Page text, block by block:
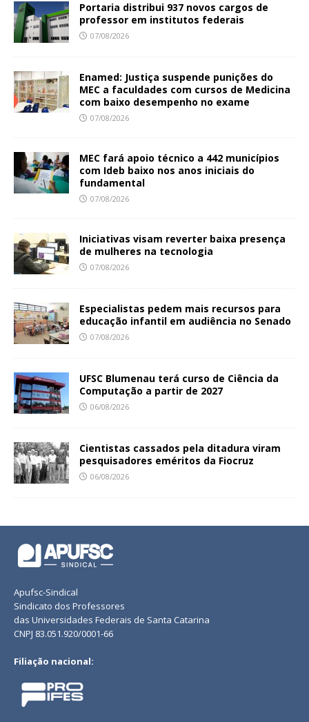
Portaria distribui 937 novos cargos de
professor em institutos federais
07/08/2026
Enamed: Justiça suspende punições do
MEC a faculdades com cursos de Medicina
com baixo desempenho no exame
07/08/2026
MEC fará apoio técnico a 442 municípios
com Ideb baixo nos anos iniciais do
fundamental
07/08/2026
Iniciativas visam reverter baixa presença
de mulheres na tecnologia
07/08/2026
Especialistas pedem mais recursos para
educação infantil em audiência no Senado
07/08/2026
UFSC Blumenau terá curso de Ciência da
Computação a partir de 2027
06/08/2026
Cientistas cassados pela ditadura viram
pesquisadores eméritos da Fiocruz
06/08/2026
Apufsc-Sindical
Sindicato dos Professores
das Universidades Federais de Santa Catarina
CNPJ 83.051.920/0001-66
Filiação nacional: